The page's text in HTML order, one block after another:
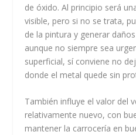
de óxido. Al principio será
visible, pero si no se trata,
de la pintura y generar
aunque no siempre sea
superficial, sí conviene no
donde el metal quede sin
También influye el valor del
relativamente nuevo, con
mantener la carrocería en